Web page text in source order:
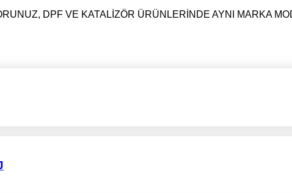
DPF VE KATALİZÖR ÜRÜNLERİNDE AYNI MARKA